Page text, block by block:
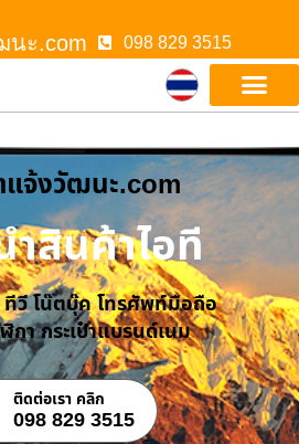
นะ.com 098 829 3515
แจ้งวัฒนะ.com
ำสินค้าไอที
ทีวี โน๊ตบุ๊ค โทรศัพท์มือถือ
กา กระเป๋าแบรนด์เนม
ติดต่อเรา คลิก
098 829 3515